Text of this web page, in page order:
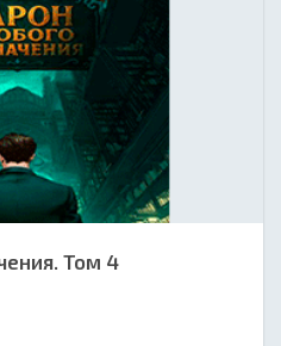
Том 4